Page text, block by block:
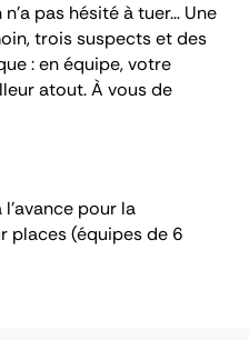
pas hésité à tuer… Une
trois suspects et des
: en équipe, votre
atout. À vous de
pour la
places (équipes de 6